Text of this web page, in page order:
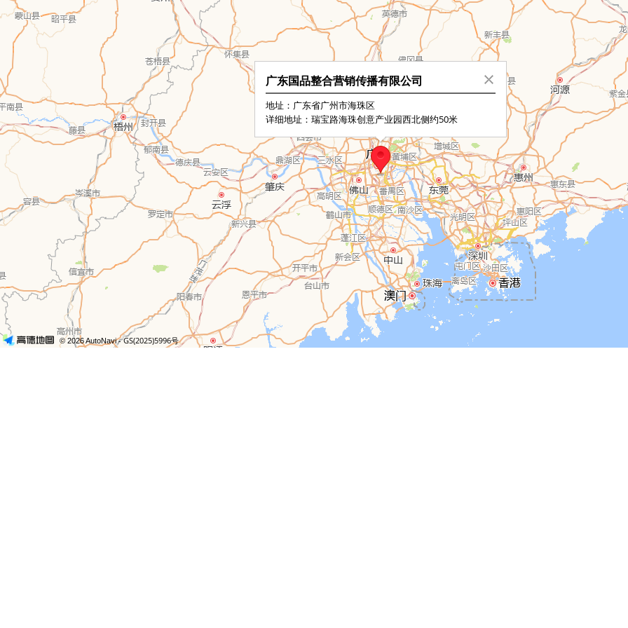
广东国品整合营销传播有限公司
地址：广东省广州市海珠区
详细地址：瑞宝路海珠创意产业园西北侧约50米
© 2026 AutoNavi- GS(2025)5996号